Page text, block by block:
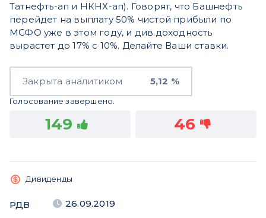
Татнефть-ап и НКНХ-ап). Говорят, что Башнефть
перейдет на выплату 50% чистой прибыли по
МСФО уже в этом году, и див.доходность
вырастет до 17% с 10%. Делайте Ваши ставки.
Закрыта аналитиком 5,12 %
Голосование завершено.
149 46
Дивиденды
РДВ 26.09.2019